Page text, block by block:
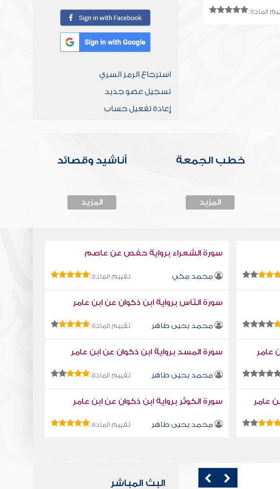
المادة:
استرجاع الرمز السري
تسجيل عضو جديد
إعادة تفعيل حساب
خطب الجمعة
المزيد
أناشيد وقصائد
المزيد
سورة الشعراء برواية حفص عن عاصم
محمد مكي تقييم المادة:
سورة النّاس برواية ابن ذكوان عن ابن عامر
محمد يحيى طاهر تقييم المادة:
عامر سورة المسد برواية ابن ذكوان عن ابن عامر
محمد يحيى طاهر تقييم المادة:
عامر سورة الكوثر برواية ابن ذكوان عن ابن عامر
محمد يحيى طاهر تقييم المادة:
البث المباشر